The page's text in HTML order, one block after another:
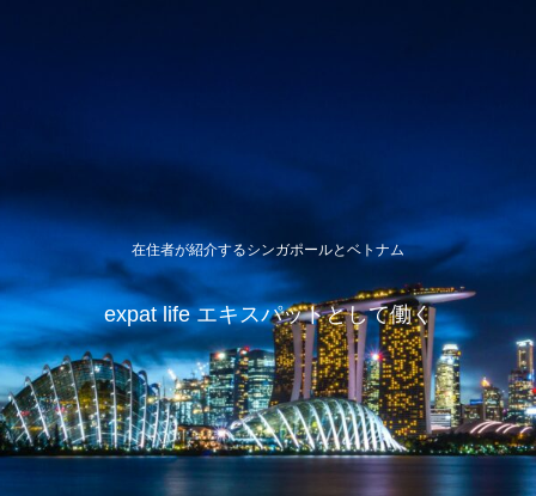
在住者が紹介するシンガポールとベトナム
expat life エキスパットとして働く